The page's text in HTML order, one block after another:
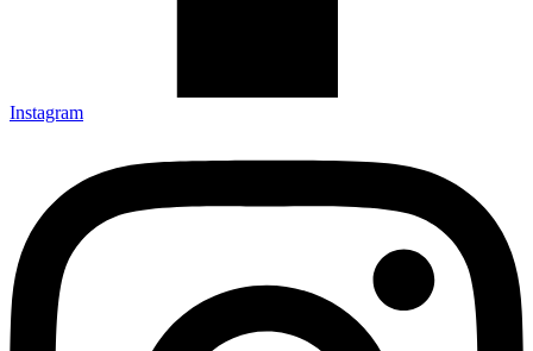
Instagram